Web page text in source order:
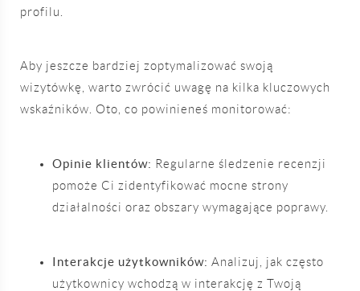
profilu.
Aby jeszcze bardziej zoptymalizować swoją
wizytówkę, warto zwrócić uwagę na kilka kluczowych
wskaźników. Oto, co powinieneś monitorować:
Opinie klientów: Regularne śledzenie recenzji
pomoże Ci zidentyfikować mocne strony
działalności oraz obszary wymagające poprawy.
Interakcje użytkowników: Analizuj, jak często
użytkownicy wchodzą w interakcję z Twoją